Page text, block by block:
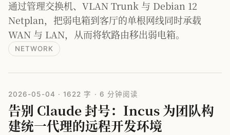
通过管理交换机、VLAN Trunk 与 Debian 12
Netplan，把弱电箱到客厅的单根网线同时承载
WAN 与 LAN，从而将软路由移出弱电箱。
NETWORK
2026-05-04 ·1622 字 · 6 分钟阅读
告别 Claude 封号：Incus 为团队构
建统一代理的远程开发环境